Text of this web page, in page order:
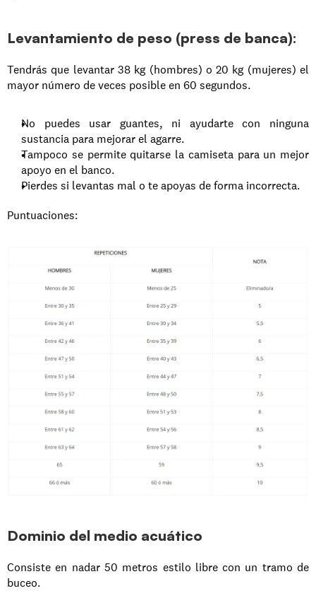
Levantamiento de peso (press de banca):
Tendrás que levantar 38 kg (hombres) o 20 kg (mujeres) el
mayor número de veces posible en 60 segundos.
No puedes usar guantes, ni ayudarte con ninguna
sustancia para mejorar el agarre.
Tampoco se permite quitarse la camiseta para un mejor
apoyo en el banco.
Pierdes si levantas mal o te apoyas de forma incorrecta.
Puntuaciones:
Dominio del medio acuático
Consiste en nadar 50 metros estilo libre con un tramo de
buceo.